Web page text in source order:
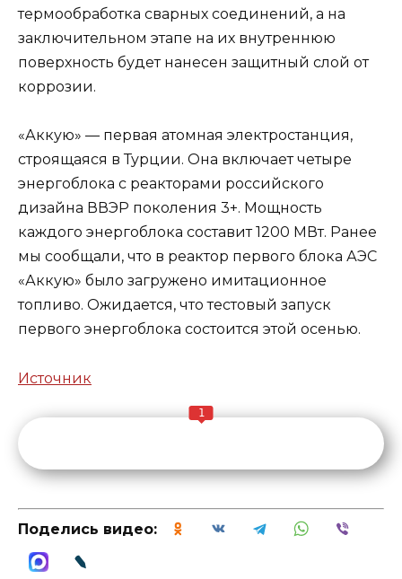
термообработка сварных соединений, а на
заключительном этапе на их внутреннюю
поверхность будет нанесен защитный слой от
коррозии.
«Аккую» — первая атомная электростанция,
строящаяся в Турции. Она включает четыре
энергоблока с реакторами российского
дизайна ВВЭР поколения 3+. Мощность
каждого энергоблока составит 1200 МВт. Ранее
мы сообщали, что в реактор первого блока АЭС
«Аккую» было загружено имитационное
топливо. Ожидается, что тестовый запуск
первого энергоблока состоится этой осенью.
Источник
1
Поделись видео: